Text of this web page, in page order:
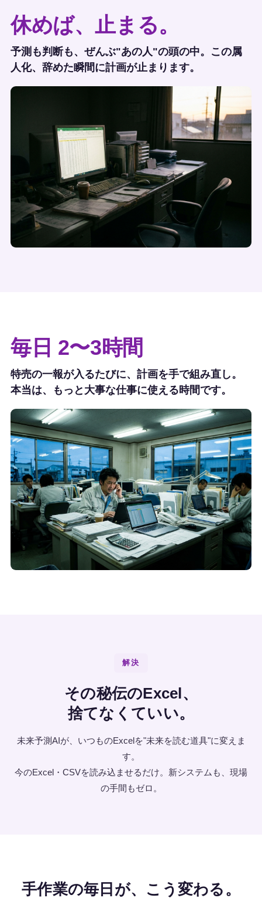
休めば、止まる。
予測も判断も、ぜんぶ"あの人"の頭の中。この属
人化、辞めた瞬間に計画が止まります。
毎日 2〜3時間
特売の一報が入るたびに、計画を手で組み直し。
本当は、もっと大事な仕事に使える時間です。
解決
その秘伝のExcel、
捨てなくていい。
未来予測AIが、いつものExcelを"未来を読む道具"に変えま
す。
今のExcel・CSVを読み込ませるだけ。新システムも、現場
の手間もゼロ。
手作業の毎日が、こう変わる。